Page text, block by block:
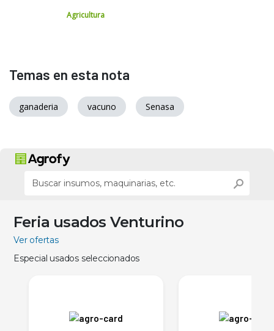
Agricultura
Temas en esta nota
ganaderia vacuno Senasa
Feria usados Venturino
Ver ofertas
Especial usados seleccionados